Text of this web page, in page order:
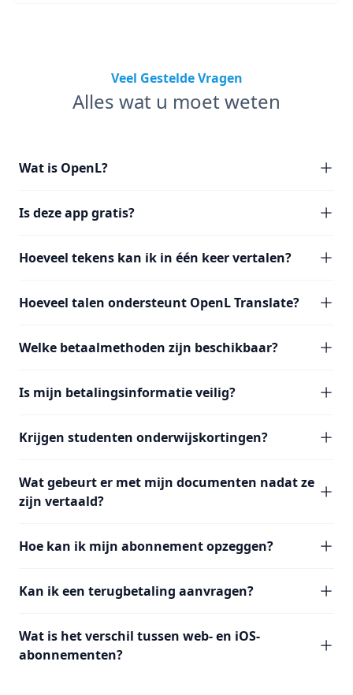
Veel Gestelde Vragen
Alles wat u moet weten
Wat is OpenL?
Is deze app gratis?
Hoeveel tekens kan ik in één keer vertalen?
Hoeveel talen ondersteunt OpenL Translate?
Welke betaalmethoden zijn beschikbaar?
Is mijn betalingsinformatie veilig?
Krijgen studenten onderwijskortingen?
Wat gebeurt er met mijn documenten nadat ze
zijn vertaald?
Hoe kan ik mijn abonnement opzeggen?
Kan ik een terugbetaling aanvragen?
Wat is het verschil tussen web- en iOS-
abonnementen?